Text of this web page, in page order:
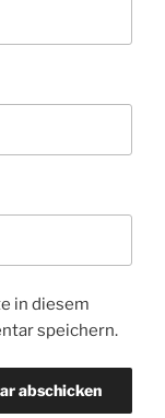
in diesem
speichern.